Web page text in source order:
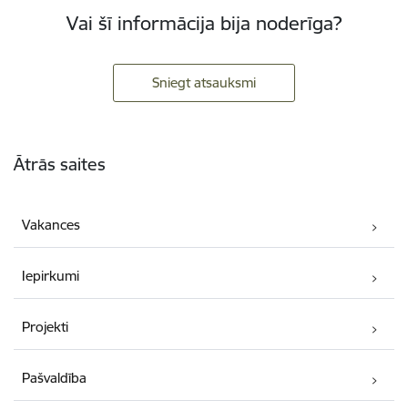
Vai šī informācija bija noderīga?
Sniegt atsauksmi
Ātrās saites
Vakances
Iepirkumi
Projekti
Pašvaldība